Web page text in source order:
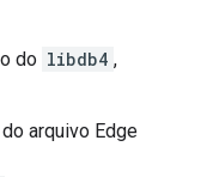
do libdb4 ,
arquivo Edge